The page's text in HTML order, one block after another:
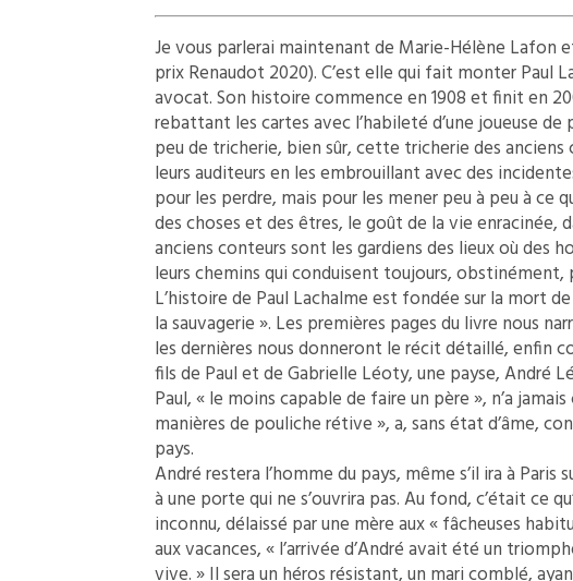
Je vous parlerai maintenant de Marie-Hélène Lafon
prix Renaudot 2020). C’est elle qui fait monter Paul
avocat. Son histoire commence en 1908 et finit en
rebattant les cartes avec l’habileté d’une joueuse
peu de tricherie, bien sûr, cette tricherie des
leurs auditeurs en les embrouillant avec des
pour les perdre, mais pour les mener peu à peu à ce
des choses et des êtres, le goût de la vie enracinée,
anciens conteurs sont les gardiens des lieux où des
leurs chemins qui conduisent toujours,
L’histoire de Paul Lachalme est fondée sur la mort
la sauvagerie ». Les premières pages du livre nous
les dernières nous donneront le récit détaillé, enfin
fils de Paul et de Gabrielle Léoty, une payse, André
Paul, « le moins capable de faire un père », n’a
manières de pouliche rétive », a, sans état d’âme,
pays.
André restera l’homme du pays, même s’il ira à
à une porte qui ne s’ouvrira pas. Au fond, c’était ce
inconnu, délaissé par une mère aux « fâcheuses
aux vacances, « l’arrivée d’André avait été un
vive. » Il sera un héros résistant, un mari comblé,